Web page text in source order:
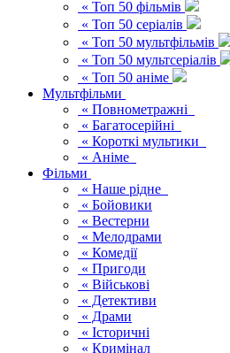
« Топ 50 фільмів
« Топ 50 серіалів
« Топ 50 мультфільмів
« Топ 50 мультсеріалів
« Топ 50 аніме
Мультфільми
« Повнометражні
« Багатосерійні
« Короткі мультики
« Аніме
Фільми
« Наше рідне
« Бойовики
« Вестерни
« Мелодрами
« Комедії
« Пригоди
« Військові
« Детективи
« Драми
« Історичні
« Кримінал